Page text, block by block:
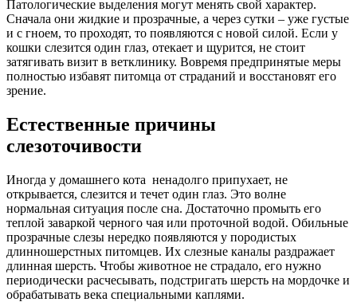
Патологические выделения могут менять свой характер.
Сначала они жидкие и прозрачные, а через сутки – уже густые
и с гноем, то проходят, то появляются с новой силой. Если у
кошки слезится один глаз, отекает и щурится, не стоит
затягивать визит в ветклинику. Вовремя предпринятые меры
полностью избавят питомца от страданий и восстановят его
зрение.
Естественные причины
слезоточивости
Иногда у домашнего кота ненадолго припухает, не
открывается, слезится и течет один глаз. Это волне
нормальная ситуация после сна. Достаточно промыть его
теплой заваркой черного чая или проточной водой. Обильные
прозрачные слезы нередко появляются у породистых
длинношерстных питомцев. Их слезные каналы раздражает
длинная шерсть. Чтобы животное не страдало, его нужно
периодически расчесывать, подстригать шерсть на мордочке и
обрабатывать века специальными каплями.